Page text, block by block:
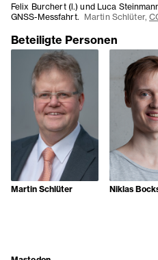
Felix Burchert (l.) und Luca
GNSS-Messfahrt. Martin Schlüter,
Beteiligte Personen
Martin Schlüter Niklas